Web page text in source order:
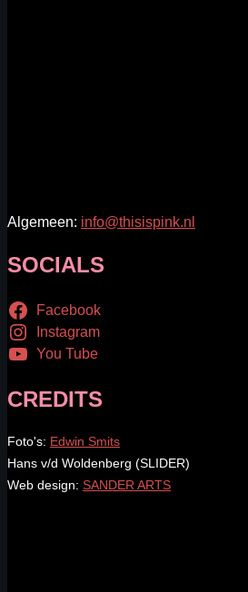
Algemeen: info@thisispink.nl
SOCIALS
Facebook
Instagram
You Tube
CREDITS
Foto's: Edwin Smits
Hans v/d Woldenberg (SLIDER)
Web design: SANDER ARTS